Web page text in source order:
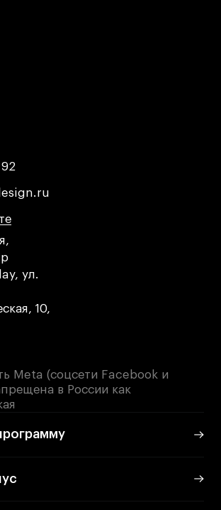
ул.
10,
Meta (соцсети Facebook и
в России как